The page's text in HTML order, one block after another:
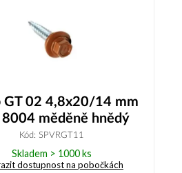
GT 02 4,8x20/14 mm
8004 měděně hnědý
Kód: SPVRGT11
Skladem > 1000 ks
dostupnost na pobočkách